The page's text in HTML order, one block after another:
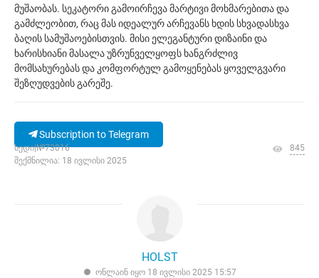
მუშაობას. სეკატორი გამოირჩევა მარტივი მოხმარებითა და
გამძლეობით, რაც მას იდეალურ არჩევანს ხდის სხვადასხვა
ბაღის სამუშაოებისთვის. მისი ელეგანტური დიზაინი და
ხარისხიანი მასალა უზრუნველყოფს ხანგრძლივ
მომსახურებას და კომფორტულ გამოყენებას ყოველგვარი
შეზღუდვების გარეშე.
Subscription to Telegram
ხედი|№73016
შექმნილია: 18 ივლისი 2025
845
HOLST
ონლაინ იყო 18 ივლისი 2025 15:57